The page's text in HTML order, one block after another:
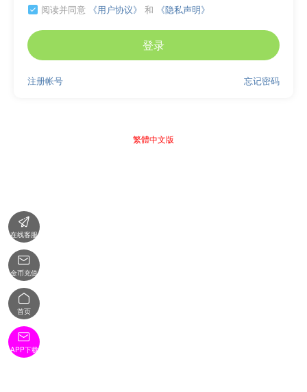
 阅读并同意 《用户协议》 和 《隐私声明》
登录
忘记密码
注册帐号
繁體中文版

在线客服

金币充值

首页

APP下载